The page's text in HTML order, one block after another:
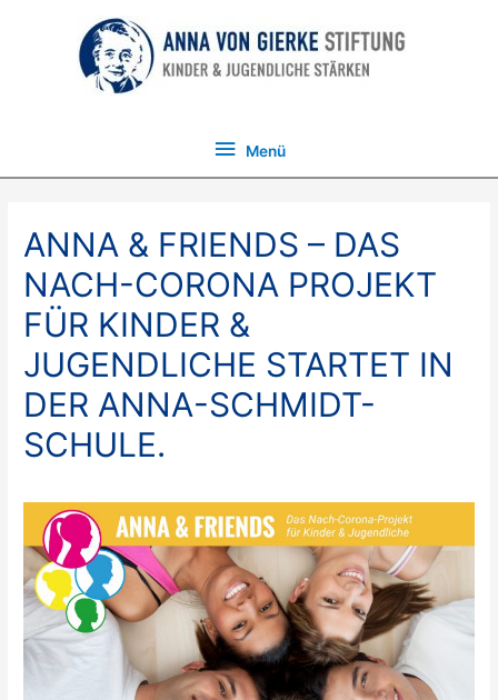
Menü
Menü
ANNA & FRIENDS – DAS
NACH-CORONA PROJEKT
FÜR KINDER &
JUGENDLICHE STARTET IN
DER ANNA-SCHMIDT-
SCHULE.